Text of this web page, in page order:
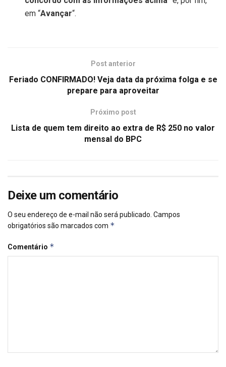
em “Avançar“.
Post anterior
Feriado CONFIRMADO! Veja data da próxima folga e se
prepare para aproveitar
Próximo post
Lista de quem tem direito ao extra de R$ 250 no valor
mensal do BPC
Deixe um comentário
O seu endereço de e-mail não será publicado. Campos
obrigatórios são marcados com *
Comentário *